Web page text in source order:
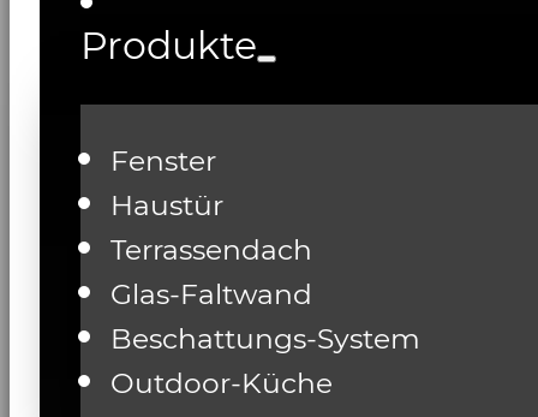
Produkte
Fenster
Haustür
Terrassendach
Glas-Faltwand
Beschattungs-System
Outdoor-Küche